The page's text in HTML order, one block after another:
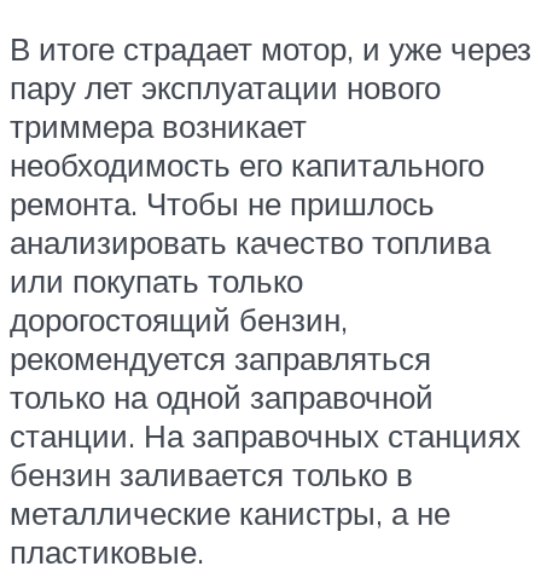
В итоге страдает мотор, и уже через
пару лет эксплуатации нового
триммера возникает
необходимость его капитального
ремонта. Чтобы не пришлось
анализировать качество топлива
или покупать только
дорогостоящий бензин,
рекомендуется заправляться
только на одной заправочной
станции. На заправочных станциях
бензин заливается только в
металлические канистры, а не
пластиковые.